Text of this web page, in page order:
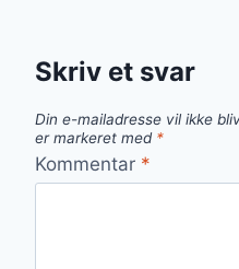
Skriv et svar
Din e-mailadresse vil ikke
er markeret med *
Kommentar *